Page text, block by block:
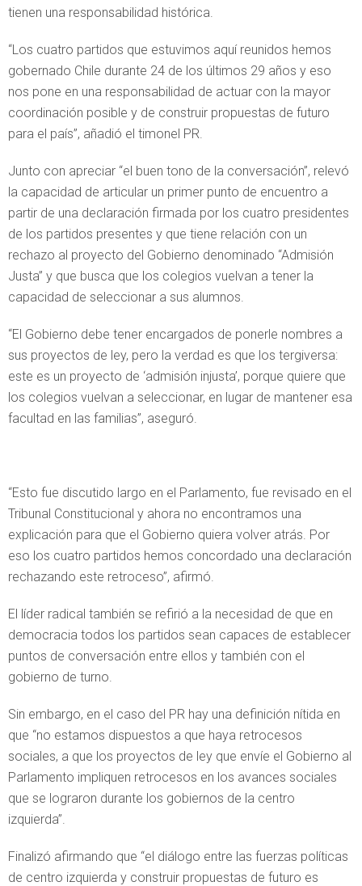
tienen una responsabilidad histórica.
“Los cuatro partidos que estuvimos aquí reunidos hemos
gobernado Chile durante 24 de los últimos 29 años y eso
nos pone en una responsabilidad de actuar con la mayor
coordinación posible y de construir propuestas de futuro
para el país”, añadió el timonel PR.
Junto con apreciar “el buen tono de la conversación”, relevó
la capacidad de articular un primer punto de encuentro a
partir de una declaración firmada por los cuatro presidentes
de los partidos presentes y que tiene relación con un
rechazo al proyecto del Gobierno denominado “Admisión
Justa” y que busca que los colegios vuelvan a tener la
capacidad de seleccionar a sus alumnos.
“El Gobierno debe tener encargados de ponerle nombres a
sus proyectos de ley, pero la verdad es que los tergiversa:
este es un proyecto de ‘admisión injusta’, porque quiere que
los colegios vuelvan a seleccionar, en lugar de mantener esa
facultad en las familias”, aseguró.
“Esto fue discutido largo en el Parlamento, fue revisado en el
Tribunal Constitucional y ahora no encontramos una
explicación para que el Gobierno quiera volver atrás. Por
eso los cuatro partidos hemos concordado una declaración
rechazando este retroceso”, afirmó.
El líder radical también se refirió a la necesidad de que en
democracia todos los partidos sean capaces de establecer
puntos de conversación entre ellos y también con el
gobierno de turno.
Sin embargo, en el caso del PR hay una definición nítida en
que “no estamos dispuestos a que haya retrocesos
sociales, a que los proyectos de ley que envíe el Gobierno al
Parlamento impliquen retrocesos en los avances sociales
que se lograron durante los gobiernos de la centro
izquierda”.
Finalizó afirmando que “el diálogo entre las fuerzas políticas
de centro izquierda y construir propuestas de futuro es